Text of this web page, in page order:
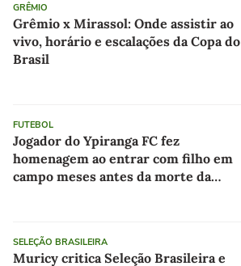
GRÊMIO
Grêmio x Mirassol: Onde assistir ao
vivo, horário e escalações da Copa do
Brasil
FUTEBOL
Jogador do Ypiranga FC fez
homenagem ao entrar com filho em
campo meses antes da morte da
SELEÇÃO BRASILEIRA
Muricy critica Seleção Brasileira e